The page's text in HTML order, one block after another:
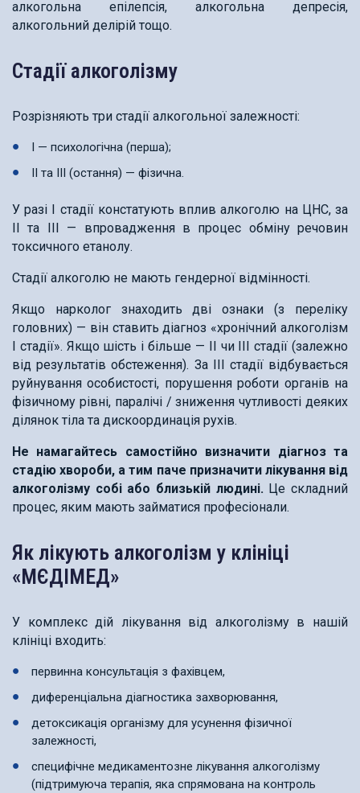
алкогольна епілепсія, алкогольна депресія,
алкогольний делірій тощо.
Стадії алкоголізму
Розрізняють три стадії алкогольної залежності:
I — психологічна (перша);
II та III (остання) — фізична.
У разі I стадії констатують вплив алкоголю на ЦНС, за
II та III — впровадження в процес обміну речовин
токсичного етанолу.
Стадії алкоголю не мають гендерної відмінності.
Якщо нарколог знаходить дві ознаки (з переліку
головних) — він ставить діагноз «хронічний алкоголізм
I стадії». Якщо шість і більше — II чи III стадії (залежно
від результатів обстеження). За III стадії відбувається
руйнування особистості, порушення роботи органів на
фізичному рівні, паралічі / зниження чутливості деяких
ділянок тіла та дискоординація рухів.
Не намагайтесь самостійно визначити діагноз та
стадію хвороби, а тим паче призначити лікування від
алкоголізму собі або близькій людині. Це складний
процес, яким мають займатися професіонали.
Як лікують алкоголізм у клініці
«МЄДІМЕД»
У комплекс дій лікування від алкоголізму в нашій
клініці входить:
первинна консультація з фахівцем,
диференціальна діагностика захворювання,
детоксикація організму для усунення фізичної
залежності,
специфічне медикаментозне лікування алкоголізму
(підтримуюча терапія, яка спрямована на контроль